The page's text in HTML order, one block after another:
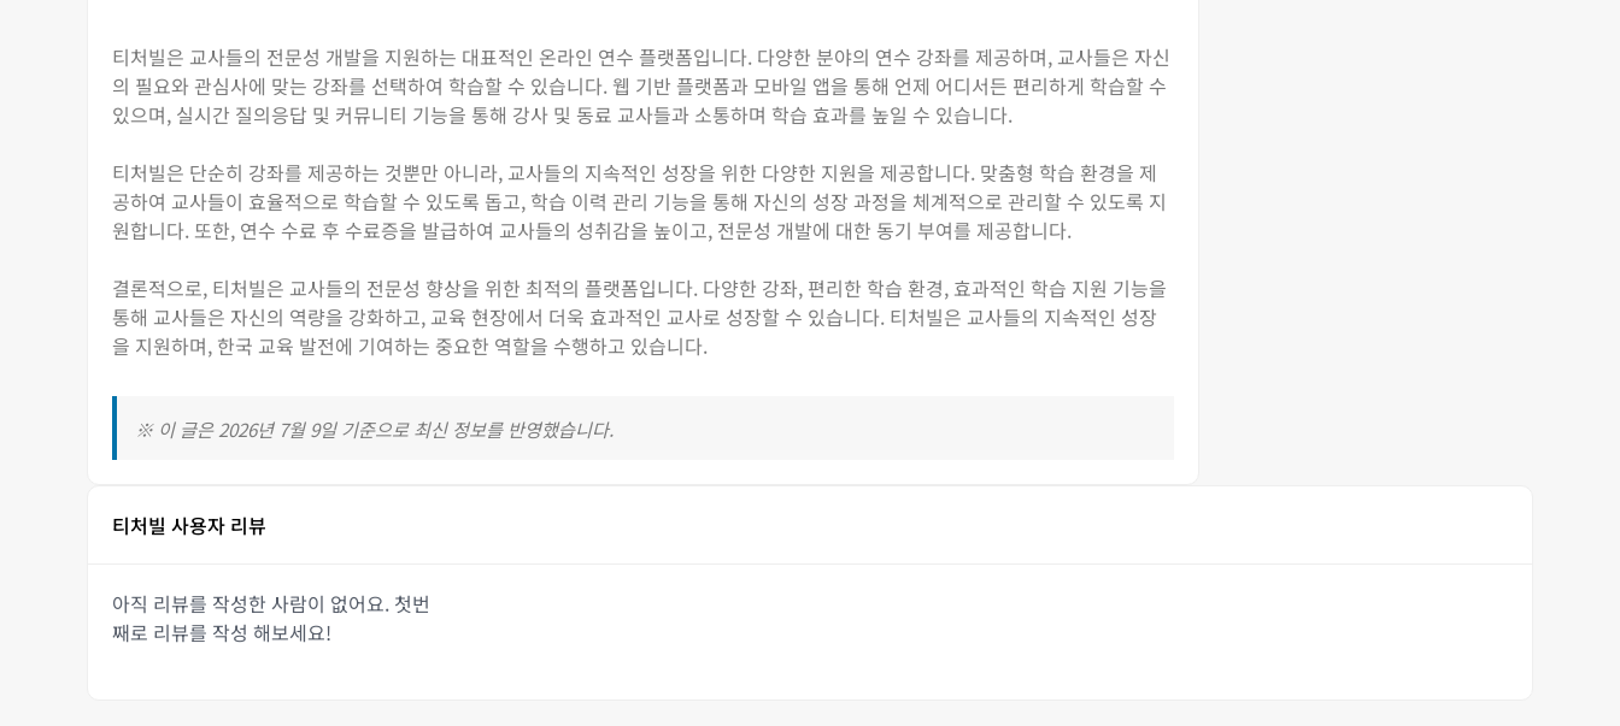
티처빌은 교사들의 전문성 개발을 지원하는 대표적인 온라인 연수 플랫폼입니다. 다양한 분야의 연수 강좌를 제공하며, 교사들은 자신
의 필요와 관심사에 맞는 강좌를 선택하여 학습할 수 있습니다. 웹 기반 플랫폼과 모바일 앱을 통해 언제 어디서든 편리하게 학습할 수
있으며, 실시간 질의응답 및 커뮤니티 기능을 통해 강사 및 동료 교사들과 소통하며 학습 효과를 높일 수 있습니다.
티처빌은 단순히 강좌를 제공하는 것뿐만 아니라, 교사들의 지속적인 성장을 위한 다양한 지원을 제공합니다. 맞춤형 학습 환경을 제
공하여 교사들이 효율적으로 학습할 수 있도록 돕고, 학습 이력 관리 기능을 통해 자신의 성장 과정을 체계적으로 관리할 수 있도록 지
원합니다. 또한, 연수 수료 후 수료증을 발급하여 교사들의 성취감을 높이고, 전문성 개발에 대한 동기 부여를 제공합니다.
결론적으로, 티처빌은 교사들의 전문성 향상을 위한 최적의 플랫폼입니다. 다양한 강좌, 편리한 학습 환경, 효과적인 학습 지원 기능을
통해 교사들은 자신의 역량을 강화하고, 교육 현장에서 더욱 효과적인 교사로 성장할 수 있습니다. 티처빌은 교사들의 지속적인 성장
을 지원하며, 한국 교육 발전에 기여하는 중요한 역할을 수행하고 있습니다.
※ 이 글은 2026년 7월 9일 기준으로 최신 정보를 반영했습니다.
티처빌 사용자 리뷰
아직 리뷰를 작성한 사람이 없어요. 첫번
째로 리뷰를 작성 해보세요!